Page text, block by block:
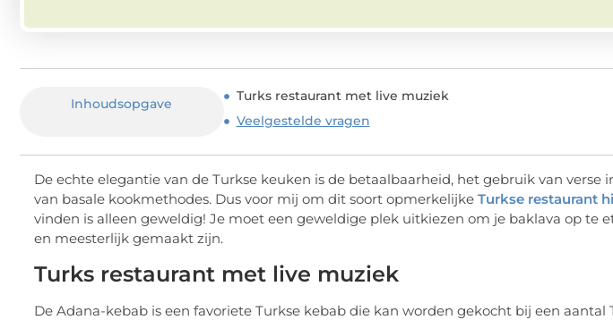
Inhoudsopgave
Turks restaurant met live muziek
Veelgestelde vragen
De echte elegantie van de Turkse keuken is de betaalbaarheid, het gebruik van verse
van basale kookmethodes. Dus voor mij om dit soort opmerkelijke Turkse restaurant
vinden is alleen geweldig! Je moet een geweldige plek uitkiezen om je baklava op te
en meesterlijk gemaakt zijn.
Turks restaurant met live muziek
De Adana-kebab is een favoriete Turkse kebab die kan worden gekocht bij een aantal